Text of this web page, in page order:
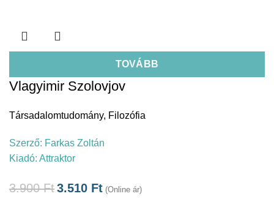
TOVÁBB
Vlagyimir Szolovjov
Társadalomtudomány, Filozófia
Szerző: Farkas Zoltán
Kiadó: Attraktor
3.900Ft3.510 Ft (Online ár)